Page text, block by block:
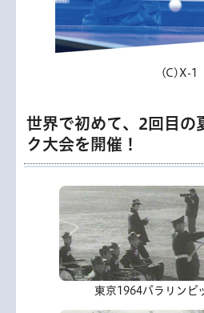
(C)X-1
世界で初めて、2回目の
ク大会を開催！
東京1964パラリン